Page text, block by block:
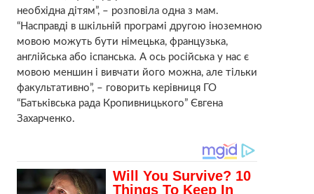
необхідна дітям”, – розповіла одна з мам.
“Насправді в шкільній програмі другою іноземною
мовою можуть бути німецька, французька,
англійська або іспанська. А ось російська у нас є
мовою меншин і вивчати його можна, але тільки
факультативно”, – говорить керівниця ГО
“Батьківська рада Кропивницького” Євгена
Захарченко.